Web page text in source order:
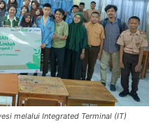
melalui Integrated Terminal (IT)